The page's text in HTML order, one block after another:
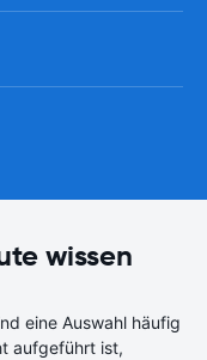
wissen
eine Auswahl häufig
aufgeführt ist,